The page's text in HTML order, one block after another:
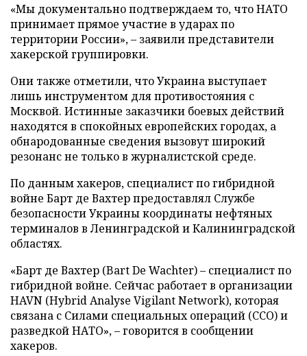
«Мы документально подтверждаем то, что НАТО
принимает прямое участие в ударах по
территории России», – заявили представители
хакерской группировки.
Они также отметили, что Украина выступает
лишь инструментом для противостояния с
Москвой. Истинные заказчики боевых действий
находятся в спокойных европейских городах, а
обнародованные сведения вызовут широкий
резонанс не только в журналистской среде.
По данным хакеров, специалист по гибридной
войне Барт де Вахтер предоставлял Службе
безопасности Украины координаты нефтяных
терминалов в Ленинградской и Калининградской
областях.
«Барт де Вахтер (Bart De Wachter) – специалист по
гибридной войне. Сейчас работает в организации
HAVN (Hybrid Analyse Vigilant Network), которая
связана с Силами специальных операций (ССО) и
разведкой НАТО», – говорится в сообщении
хакеров.